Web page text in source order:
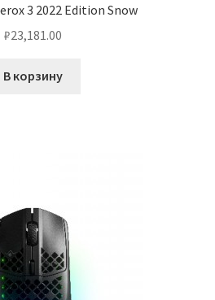
3 2022 Edition Snow
₽23,181.00
В корзину